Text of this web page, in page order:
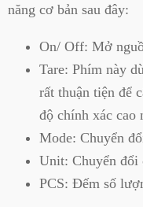
năng cơ bản sau đây:
On/ Off: Mở
Tare: Phím này
rất thuận tiện để
độ chính xác cao
Mode: Chuyển
Unit: Chuyển đổi
PCS: Đếm số